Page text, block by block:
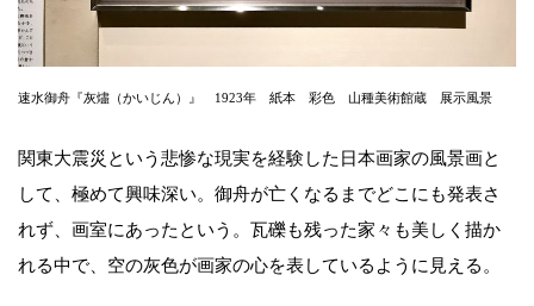
速水御舟『灰燼（かいじん）』 1923年 紙本 彩色 山種美術館蔵 展示風景
関東大震災という悲惨な現実を経験した日本画家の風景画と
して、極めて興味深い。御舟が亡くなるまでどこにも発表さ
れず、画室にあったという。瓦礫も残った家々も美しく描か
れる中で、空の灰色が画家の心を表しているように見える。